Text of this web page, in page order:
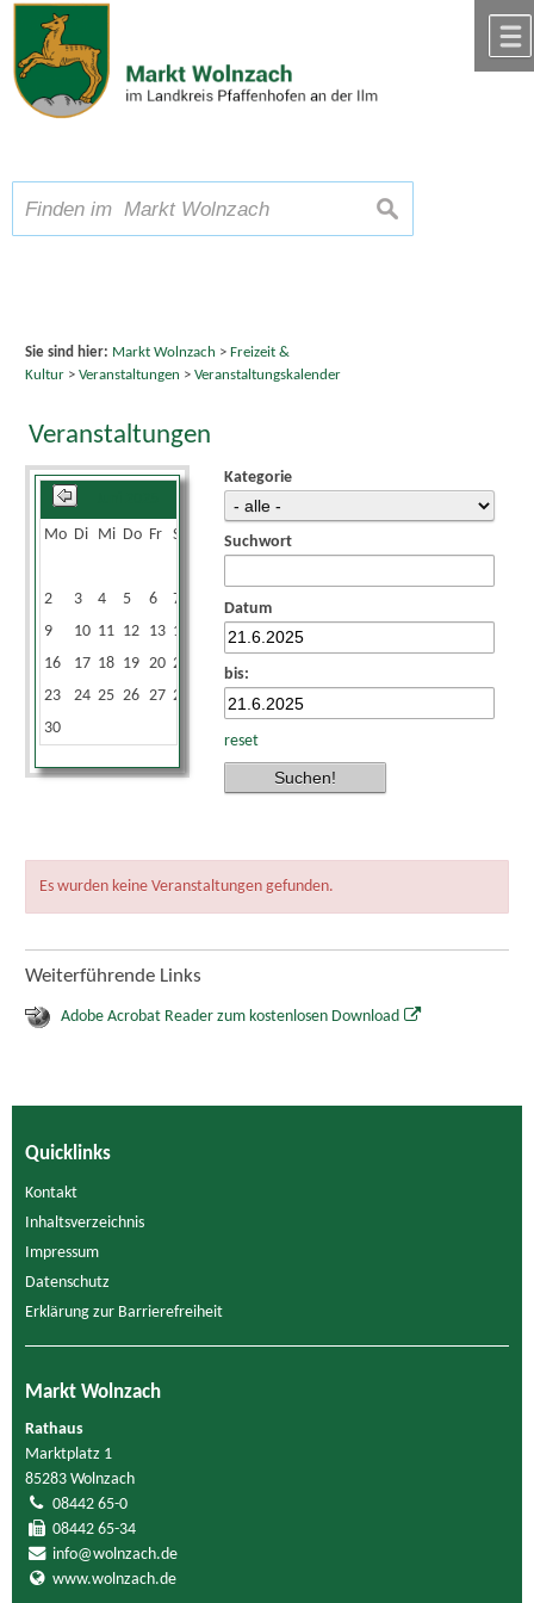
Zum Inhalt,zur Navigation
Schriftgröße A A A suchen
Sie sind hier: Markt Wolnzach > Freizeit &
Kultur> Veranstaltungen > Veranstaltungskalender
Veranstaltungen
Mo Di Mi Do Fr Sa
2
3 4 5 6 7
9
10 11 12 13 14
16
17 18 19 20 21
23
24 25 26 27 28
30
Kategorie
Suchwort
Datum
bis:
reset
Es wurden keine Veranstaltungen gefunden.
Weiterführende Links
Adobe Acrobat Reader zum kostenlosen Download
Quicklinks
Kontakt
Inhaltsverzeichnis
Impressum
Datenschutz
Erklärung zur Barrierefreiheit
Markt Wolnzach
Rathaus
Marktplatz 1
85283 Wolnzach
08442 65-0
08442 65-34
info@wolnzach.de
www.wolnzach.de